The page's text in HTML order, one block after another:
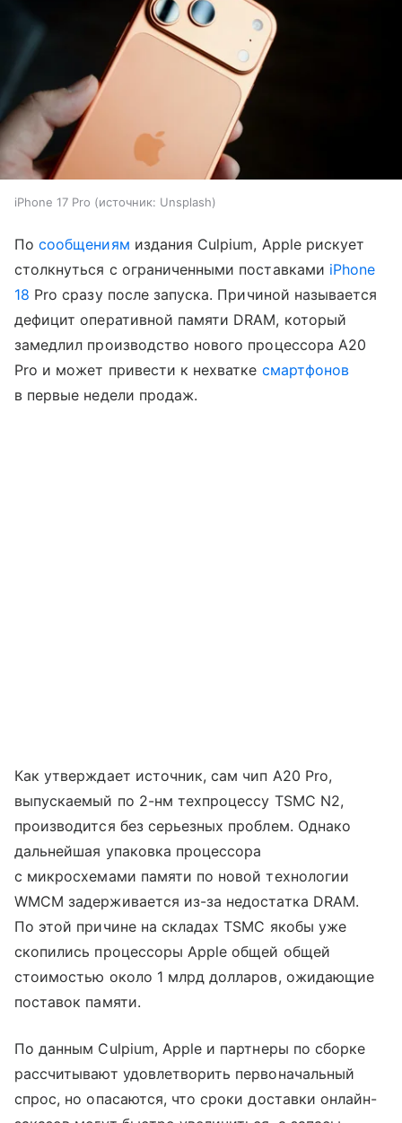
iPhone 17 Pro источник: Unsplash
Посообщениям издания Culpium, Apple рискует
столкнуться с ограниченными поставками iPhone
18 Pro сразу после запуска. Причиной называется
дефицит оперативной памяти DRAM, который
замедлил производство нового процессора A20
Pro и может привести к нехватке смартфонов
в первые недели продаж.
Как утверждает источник, сам чип A20 Pro,
выпускаемый по 2-нм техпроцессу TSMC N2,
производится без серьезных проблем. Однако
дальнейшая упаковка процессора
с микросхемами памяти по новой технологии
WMCM задерживается из-за недостатка DRAM.
По этой причине на складах TSMC якобы уже
скопились процессоры Apple общей общей
стоимостью около 1 млрд долларов, ожидающие
поставок памяти.
По данным Culpium, Apple и партнеры по сборке
рассчитывают удовлетворить первоначальный
спрос, но опасаются, что сроки доставки онлайн-